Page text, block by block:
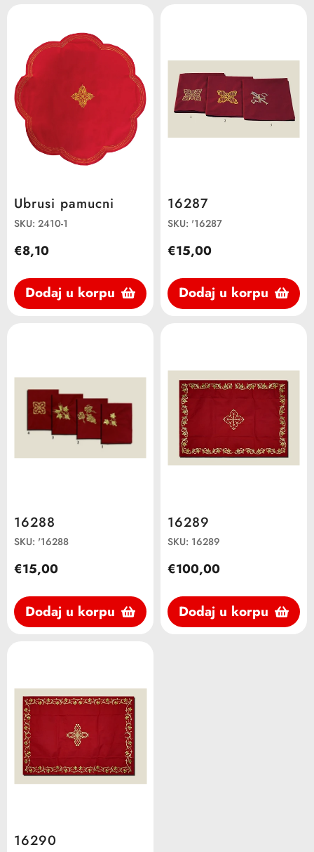
Ubrusi pamucni
SKU: 2410-1
€8,10
Dodaj u korpu
16287
SKU: '16287
€15,00
Dodaj u korpu
16288
SKU: '16288
€15,00
Dodaj u korpu
16289
SKU: 16289
€100,00
Dodaj u korpu
16290